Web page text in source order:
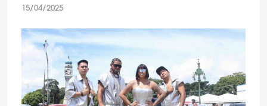
15/04/2025